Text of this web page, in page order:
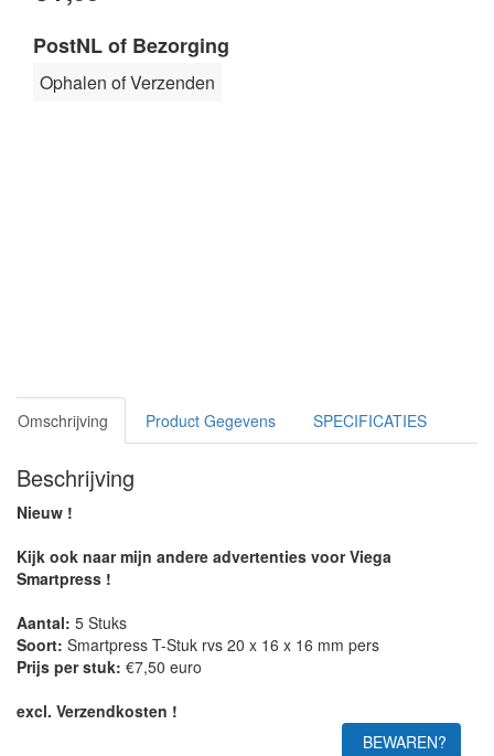
PostNL of Bezorging
Ophalen of Verzenden
Omschrijving Product Gegevens SPECIFICATIES
Beschrijving
Nieuw !
Kijk ook naar mijn andere advertenties voor Viega
Smartpress !
Aantal: 5 Stuks
Soort: Smartpress T-Stuk rvs 20 x 16 x 16 mm pers
Prijs per stuk: €7,50 euro
excl. Verzendkosten !
BEWAREN?